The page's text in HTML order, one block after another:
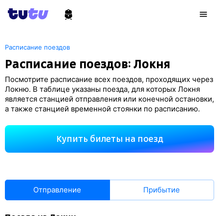
Расписание поездов
Расписание поездов: Локня
Посмотрите расписание всех поездов, проходящих через
Локню. В таблице указаны поезда, для которых Локня
является станцией отправления или конечной остановки,
а также станцией временной стоянки по расписанию.
Купить билеты на поезд
Отправление Прибытие